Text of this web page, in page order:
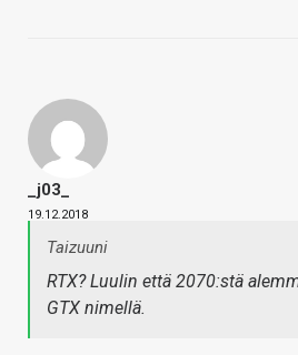
_j03_
19.12.2018
Taizuuni
RTX? Luulin että 2070:stä
GTX nimellä.